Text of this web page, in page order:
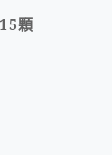
15顆